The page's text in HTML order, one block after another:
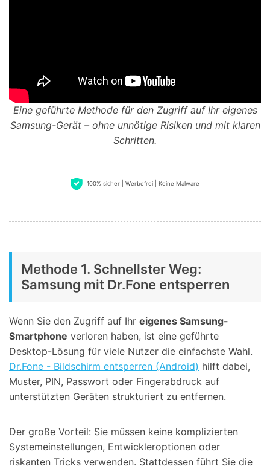
Eine geführte Methode für den Zugriff auf Ihr eigenes
Samsung-Gerät – ohne unnötige Risiken und mit klaren
Schritten.
100% sicher | Werbefrei | Keine Malware
Methode 1. Schnellster Weg:
Samsung mit Dr.Fone entsperren
Wenn Sie den Zugriff auf Ihr eigenes Samsung-
Smartphone verloren haben, ist eine geführte
Desktop-Lösung für viele Nutzer die einfachste Wahl.
Dr.Fone - Bildschirm entsperren (Android) hilft dabei,
Muster, PIN, Passwort oder Fingerabdruck auf
unterstützten Geräten strukturiert zu entfernen.
Der große Vorteil: Sie müssen keine komplizierten
Systemeinstellungen, Entwickleroptionen oder
riskanten Tricks verwenden. Stattdessen führt Sie die